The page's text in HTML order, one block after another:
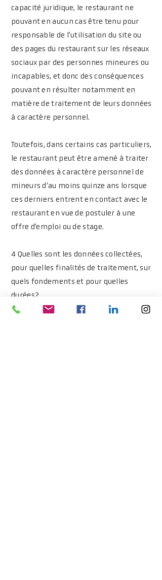
capacité juridique, le restaurant ne
pouvant en aucun cas être tenu pour
responsable de l’utilisation du site ou
des pages du restaurant sur les réseaux
sociaux par des personnes mineures ou
incapables, et donc des conséquences
pouvant en résulter notamment en
matière de traitement de leurs données
à caractère personnel.
Toutefois, dans certains cas particuliers,
le restaurant peut être amené à traiter
des données à caractère personnel de
mineurs d’au moins quinze ans lorsque
ces derniers entrent en contact avec le
restaurant en vue de postuler à une
offre d’emploi ou de stage.
4 Quelles sont les données collectées,
pour quelles finalités de traitement, sur
quels fondements et pour quelles
durées?
Vos données à caractère personnel sont